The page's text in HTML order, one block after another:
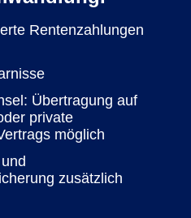
Rentenzahlungen
Übertragung auf
private
möglich
zusätzlich